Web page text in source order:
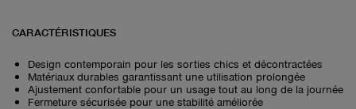
CARACTÉRISTIQUES
Design contemporain pour les sorties chics et décontractées
Matériaux durables garantissant une utilisation prolongée
Ajustement confortable pour un usage tout au long de la journée
Fermeture sécurisée pour une stabilité améliorée